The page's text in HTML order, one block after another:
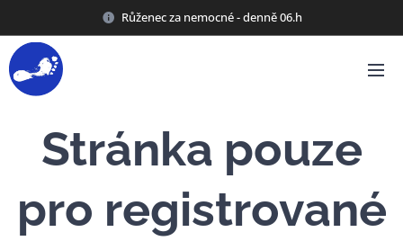
Růženec za nemocné - denně 06.h
Stránka pouze
pro registrované